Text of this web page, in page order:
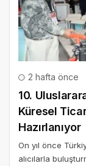
2 hafta önce
10.
Küresel
Hazırlanıyor
On yıl önce
alıcılarla